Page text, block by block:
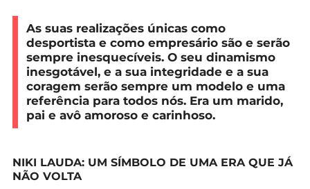
As suas realizações únicas como
desportista e como empresário são e serão
sempre inesquecíveis. O seu dinamismo
inesgotável, e a sua integridade e a sua
coragem serão sempre um modelo e uma
referência para todos nós. Era um marido,
pai e avô amoroso e carinhoso.
NIKI LAUDA: UM SÍMBOLO DE UMA ERA QUE JÁ
NÃO VOLTA